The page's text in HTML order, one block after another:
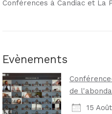
Conférences à Candiac et La
Evènements
de
15